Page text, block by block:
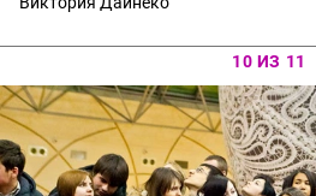
10 ИЗ 11